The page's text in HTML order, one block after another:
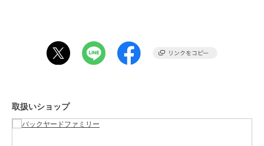
※種類によって大きさが若干異なります。
※サイズは当店平置き実寸サイズです。実際の商品とは多少の誤差が
【注意点】
[対象年齢]6歳以上※乾電池は別売りです。お取り扱いの際は、商品や
取扱いショップ